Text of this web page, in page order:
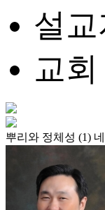
설
교
뿌리와 정체성 (1)